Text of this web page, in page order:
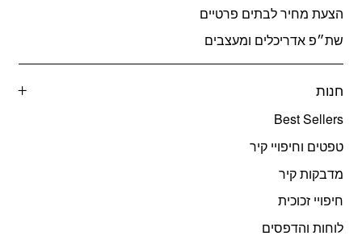
הצעת מחיר לבתים פרטיים
שת״פ אדריכלים ומעצבים
חנות
Best Sellers
טפטים וחיפויי קיר
מדבקות קיר
חיפויי זכוכית
לוחות והדפסים